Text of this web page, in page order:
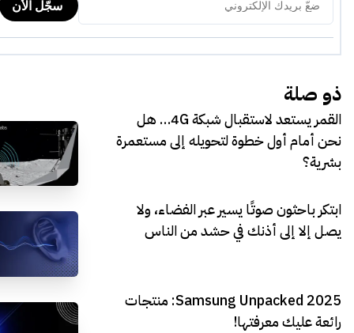
ذو صلة
القمر يستعد لاستقبال شبكة 4G… هل
نحن أمام أول خطوة لتحويله إلى مستعمرة
بشرية؟
ابتكر باحثون صوتًا يسير عبر الفضاء، ولا
يصل إلا إلى أذنك في حشد من الناس
Samsung Unpacked 2025: منتجات
رائعة عليك معرفتها!